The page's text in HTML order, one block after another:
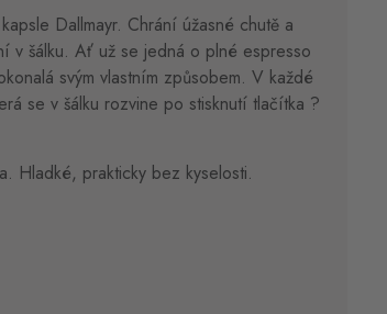
Dallmayr. Chrání úžasné chutě a
v šálku. Ať už se jedná o plné espresso
svým vlastním způsobem. V každé
se v šálku rozvine po stisknutí tlačítka ?
Hladké, prakticky bez kyselosti.